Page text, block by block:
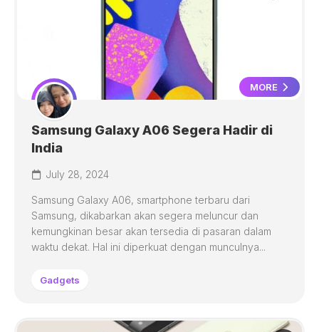
MORE
Samsung Galaxy A06 Segera Hadir di
India
July 28, 2024
Samsung Galaxy A06, smartphone terbaru dari
Samsung, dikabarkan akan segera meluncur dan
kemungkinan besar akan tersedia di pasaran dalam
waktu dekat. Hal ini diperkuat dengan munculnya...
Gadgets